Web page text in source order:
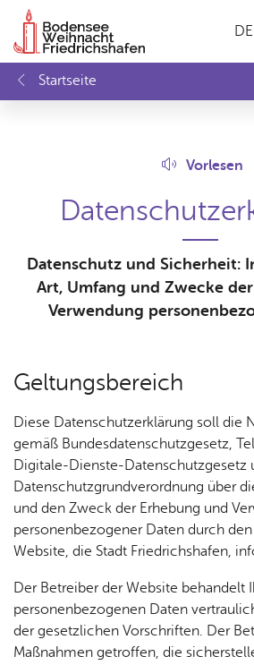
stal­
tun­
gen
nung
s­zei­
ten
Start­sei­te
Vor­le­sen
Datenschutz und Sicherheit:
Art, Umfang und Zwecke
Verwendung
Gel­tungs­be­reich
Diese Datenschutzerklärung soll die
gemäß Bundesdatenschutzgesetz,
Digitale-Dienste-Datenschutzgesetz
Datenschutzgrundverordnung über
und den Zweck der Erhebung und
personenbezogener Daten durch
Website, die Stadt Friedrichshafen,
Der Betreiber der Website behandelt
personenbezogenen Daten
der gesetzlichen Vorschriften. Der
Maßnahmen getroffen, die